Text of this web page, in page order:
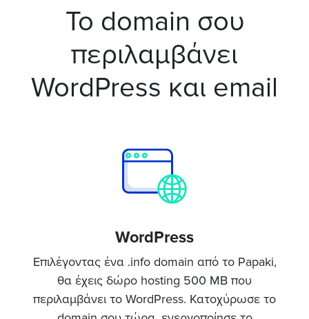
Το domain σου
περιλαμβάνει
WordPress και email
WordPress
Επιλέγοντας ένα .info domain από το Papaki,
θα έχεις δώρο hosting 500 MB που
περιλαμβάνει το WordPress. Κατοχύρωσε το